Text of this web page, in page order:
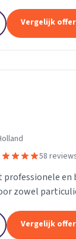
en zorgeloze
werken wij
transparante
Vergelijk
58
professionele
zowel
zodat elke
Ons
Vergelijk